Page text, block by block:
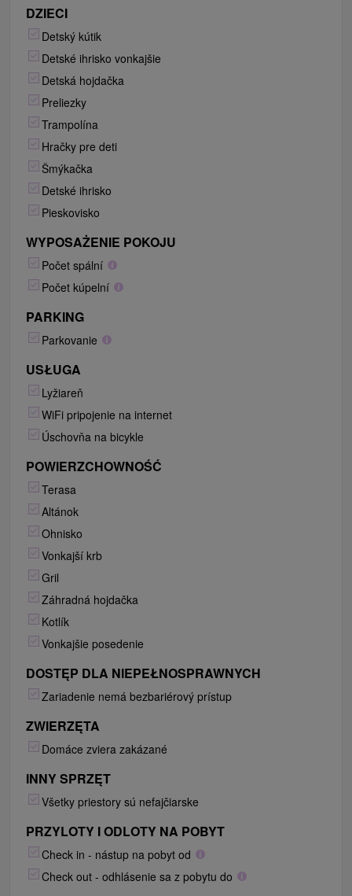
DZIECI
Detský kútik
Detské ihrisko vonkajšie
Detská hojdačka
Preliezky
Trampolína
Hračky pre deti
Šmýkačka
Detské ihrisko
Pieskovisko
WYPOSAŻENIE POKOJU
Počet spální
Počet kúpelní
PARKING
Parkovanie
USŁUGA
Lyžiareň
WiFi pripojenie na internet
Úschovňa na bicykle
POWIERZCHOWNOŚĆ
Terasa
Altánok
Ohnisko
Vonkajší krb
Gril
Záhradná hojdačka
Kotlík
Vonkajšie posedenie
DOSTĘP DLA NIEPEŁNOSPRAWNYCH
Zariadenie nemá bezbariérový prístup
ZWIERZĘTA
Domáce zviera zakázané
INNY SPRZĘT
Všetky priestory sú nefajčiarske
PRZYLOTY I ODLOTY NA POBYT
Check in - nástup na pobyt od
Check out - odhlásenie sa z pobytu do